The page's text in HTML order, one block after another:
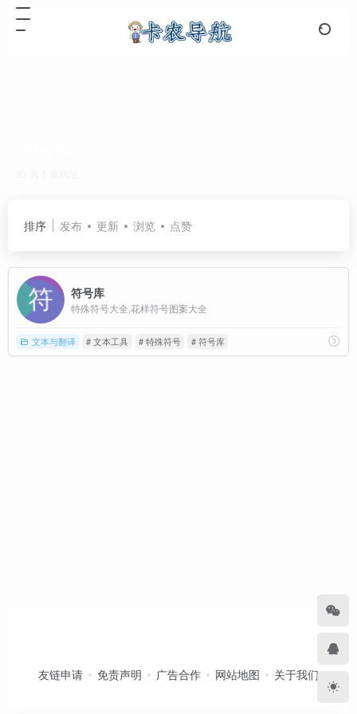
排序 发布 更新 浏览 点赞
符号库
特殊符号大全,花样符号图案大全
文本与翻译 # 文本工具 # 特殊符号 # 符号库
友链申请 免责声明 广告合作 网站地图 关于我们